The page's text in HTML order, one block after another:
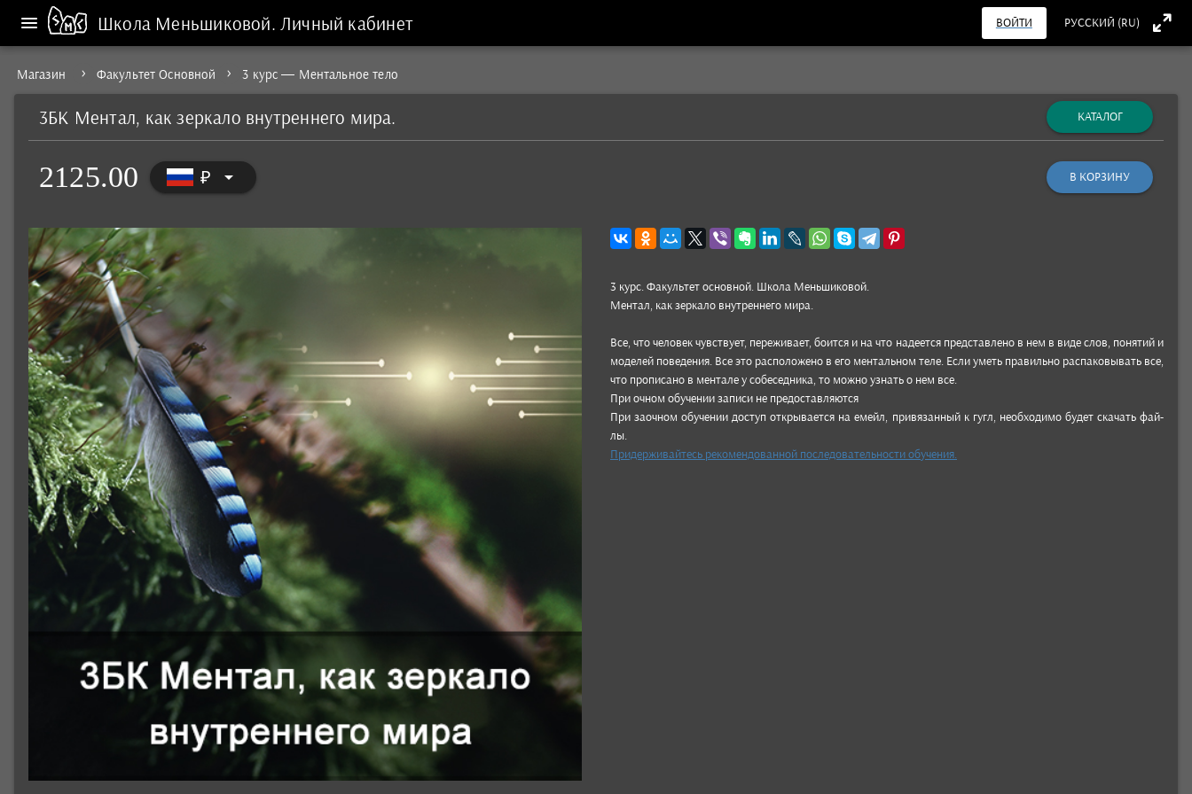
Школа Меньшиковой. Личный кабинет ВОЙТИ РУССКИЙ (RU)
Магазин Факультет Основной 3 курс — Ментальное тело
3БК Ментал, как зеркало внутреннего мира. КАТАЛОГ
2125.00 ₽ arrow_drop_down В КОРЗИНУ
3 курс. Факуль­тет основ­ной. Школа Мень­шико­вой.
Ментал, как зер­кало внут­рен­него мира.
Все, что чело­век чувс­твует, пере­живает, боится и на что наде­ется пред­став­лено в нем в виде слов, поня­тий и
моде­лей пове­дения. Все это рас­поло­жено в его мен­таль­ном теле. Если уметь пра­виль­но рас­пако­вывать все,
что про­писано в мен­тале у собе­сед­ника, то можно узнать о нем все.
При очном обу­чении записи не пре­дос­тавля­ются
При заоч­ном обу­чении дос­туп открыва­ется на емейл, при­вязан­ный к гугл, необ­ходимо будет ска­чать фай­
лы.
Придер­живай­тесь реко­мен­дован­ной пос­ледо­ватель­ности обу­чения.